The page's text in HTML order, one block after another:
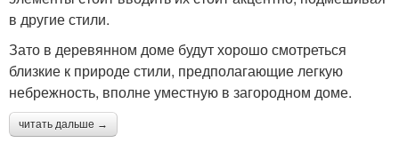
в другие стили.
Зато в деревянном доме будут хорошо смотреться
близкие к природе стили, предполагающие легкую
небрежность, вполне уместную в загородном доме.
читать дальше →